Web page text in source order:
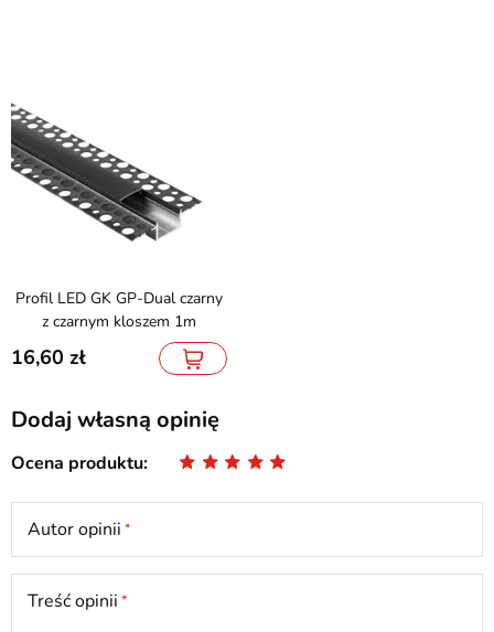
Profil LED GK GP-Dual czarny
z czarnym kloszem 1m
16,60
Dodaj własną opinię
Ocena produktu
Autor opinii
Treść opinii